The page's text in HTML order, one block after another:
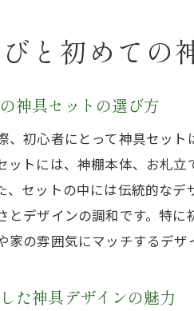
と初めての
神具セットの選び方
、初心者にとって神具セッ
ットには、神棚本体、お札
、セットの中には伝統的な
とデザインの調和です。特
家の雰囲気にマッチするデ
た神具デザインの魅力